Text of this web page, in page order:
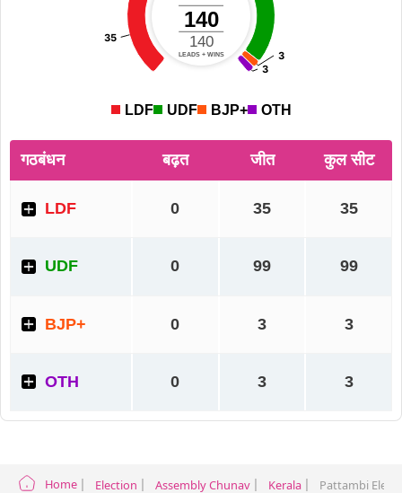
Home Election Assembly Chunav Kerala Pattambi